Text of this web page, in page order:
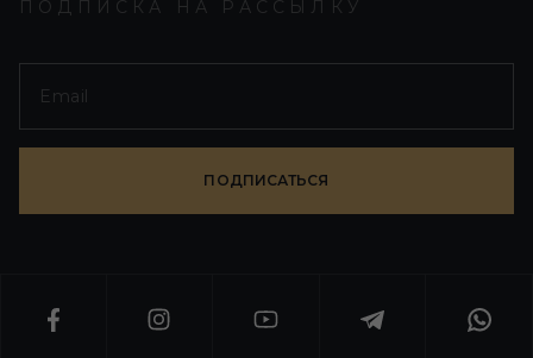
ПОДПИСКА НА РАССЫЛКУ
ПОДПИСАТЬСЯ